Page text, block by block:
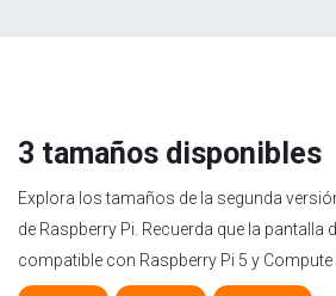
3 tamaños disponibles
Explora los tamaños de la segunda
de Raspberry Pi. Recuerda que la pantalla
compatible con Raspberry Pi 5 y Compute